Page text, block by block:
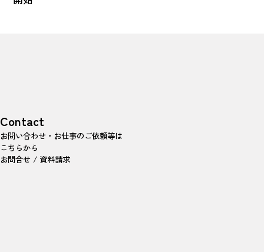
Contact
お問い合わせ・お仕事のご依頼等は
こちらから
お問合せ / 資料請求